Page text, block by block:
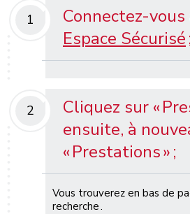
1
Connectez-
Espace Sécurisé;
2
Cliquez sur «
ensuite, à
« Prestations » ;
Vous trouverez en bas de
recherche .